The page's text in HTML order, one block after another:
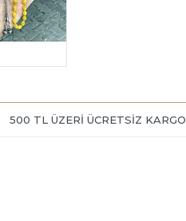
500 TL ÜZERİ ÜCRETSİZ KARGO